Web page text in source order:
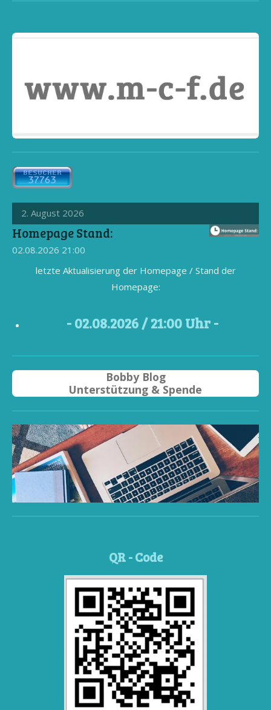
2. August 2026
Homepage Stand:
02.08.2026 21:00
letzte Aktualisierung der Homepage / Stand der
Homepage:
- 02.08.2026 / 21:00 Uhr -
Bobby Blog
Unterstützung & Spende
QR - Code